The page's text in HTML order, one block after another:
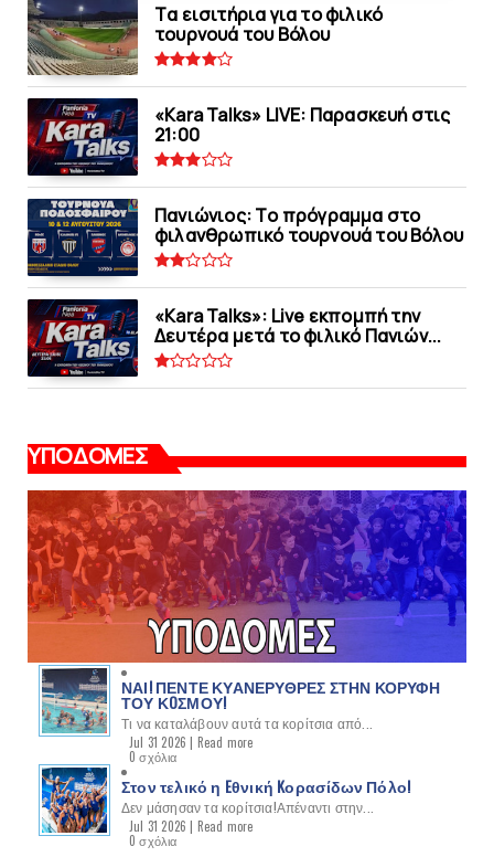
Tα εισιτήρια για το φιλικό
τουρνουά του Bόλου
«Kara Talks» LIVE: Παρασκευή στις
21:00
Πανιώνιoς: Tο πρόγραμμα στο
φιλανθρωπικό τουρνουά του Bόλου
«Kara Talks»: Live εκπομπή την
Δευτέρα μετά το φιλικό Πανιών...
ΥΠΟΔΟΜΕΣ
ΝΑΙ! ΠΕΝΤΕ ΚΥΑΝΕΡΥΘΡΕΣ ΣΤΗΝ ΚΟΡΥΦΗ
ΤΟΥ ΚOΣΜΟΥ!
Τι να καταλάβουν αυτά τα κορίτσια από...
Jul 31 2026 | Read more
0 σχόλια
Στον τελικό η Eθνική Kορασίδων Πόλο!
Δεν μάσησαν τα κορίτσια!Απέναντι στην...
Jul 31 2026 | Read more
0 σχόλια